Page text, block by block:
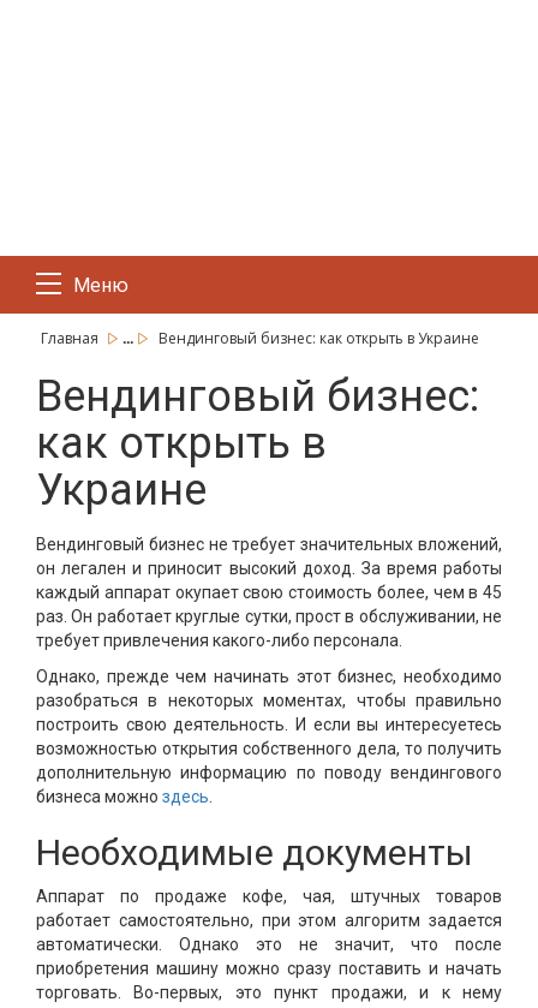
Меню
Главная ... Вендинговый бизнес: как открыть в Украине
Вендинговый бизнес:
как открыть в
Украине
Вендинговый бизнес не требует значительных вложений,
он легален и приносит высокий доход. За время работы
каждый аппарат окупает свою стоимость более, чем в 45
раз. Он работает круглые сутки, прост в обслуживании, не
требует привлечения какого-либо персонала.
Однако, прежде чем начинать этот бизнес, необходимо
разобраться в некоторых моментах, чтобы правильно
построить свою деятельность. И если вы интересуетесь
возможностью открытия собственного дела, то получить
дополнительную информацию по поводу вендингового
бизнеса можно здесь
Необходимые документы
Аппарат по продаже кофе, чая, штучных товаров
работает самостоятельно, при этом алгоритм задается
автоматически. Однако это не значит, что после
приобретения машину можно сразу поставить и начать
торговать. Во-первых, это пункт продажи, и к нему